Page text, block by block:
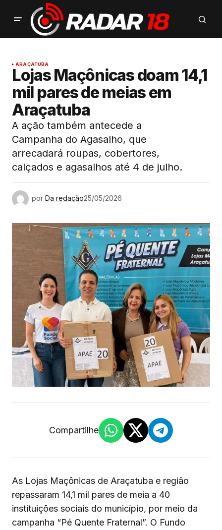
ARAÇATUBA
Lojas Maçônicas doam 14,1
mil pares de meias em
Araçatuba
A ação também antecede a
Campanha do Agasalho, que
arrecadará roupas, cobertores,
calçados e agasalhos até 4 de julho.
por Da redação25/05/2026
Compartilhe
As Lojas Maçônicas de Araçatuba e região
repassaram 14,1 mil pares de meia a 40
instituições sociais do município, por meio da
campanha “Pé Quente Fraternal”. O Fundo